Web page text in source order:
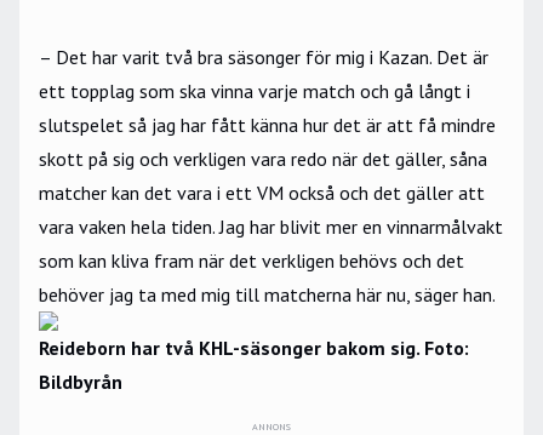
– Det har varit två bra säsonger för mig i Kazan. Det är
ett topplag som ska vinna varje match och gå långt i
slutspelet så jag har fått känna hur det är att få mindre
skott på sig och verkligen vara redo när det gäller, såna
matcher kan det vara i ett VM också och det gäller att
vara vaken hela tiden. Jag har blivit mer en vinnarmålvakt
som kan kliva fram när det verkligen behövs och det
behöver jag ta med mig till matcherna här nu, säger han.
Reideborn har två KHL-säsonger bakom sig. Foto:
Bildbyrån
ANNONS